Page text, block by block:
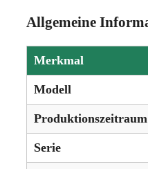
Allgemeine
Merkmal
Modell
Produktionszeitraum
Serie